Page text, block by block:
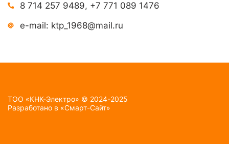
8 714 257 9489, +7 771 089 1476
e-mail: ktp_1968@mail.ru
TOO «КНК-Электро» © 2024-2025
Разработано в «Смарт-Сайт»